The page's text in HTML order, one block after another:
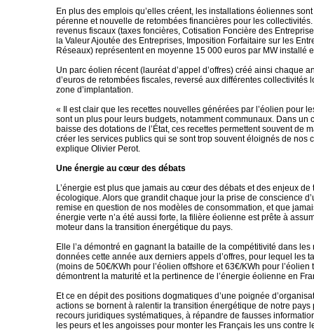
En plus des emplois qu’elles créent, les installations éoliennes
pérenne et nouvelle de retombées financières pour les
revenus fiscaux (taxes foncières, Cotisation Foncière des
la Valeur Ajoutée des Entreprises, Imposition Forfaitaire sur les
Réseaux) représentent en moyenne 15 000 euros par MW installé
Un parc éolien récent (lauréat d’appel d’offres) créé ainsi chaque
d’euros de retombées fiscales, reversé aux différentes collectivités
zone d’implantation.
« Il est clair que les recettes nouvelles générées par l’éolien pour
sont un plus pour leurs budgets, notamment communaux. Dans un
baisse des dotations de l’État, ces recettes permettent souvent de
créer les services publics qui se sont trop souvent éloignés de nos
explique Olivier Perot.
Une énergie au cœur des débats
L’énergie est plus que jamais au cœur des débats et des enjeux de
écologique. Alors que grandit chaque jour la prise de conscience
remise en question de nos modèles de consommation, et que
énergie verte n’a été aussi forte, la filière éolienne est prête à
moteur dans la transition énergétique du pays.
Elle l’a démontré en gagnant la bataille de la compétitivité dans les
données cette année aux derniers appels d’offres, pour lequel les
(moins de 50€/KWh pour l’éolien offshore et 63€/KWh pour l’éolien
démontrent la maturité et la pertinence de l’énergie éolienne en
Et ce en dépit des positions dogmatiques d’une poignée
actions se bornent à ralentir la transition énergétique de notre pays
recours juridiques systématiques, à répandre de fausses
les peurs et les angoisses pour monter les Français les uns contre